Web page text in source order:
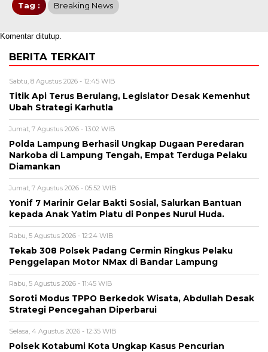
Tag : Breaking News
Komentar ditutup.
BERITA TERKAIT
Sabtu, 8 Agustus 2026 - 12:45 WIB
Titik Api Terus Berulang, Legislator Desak Kemenhut
Ubah Strategi Karhutla
Jumat, 7 Agustus 2026 - 13:02 WIB
Polda Lampung Berhasil Ungkap Dugaan Peredaran
Narkoba di Lampung Tengah, Empat Terduga Pelaku
Diamankan
Jumat, 7 Agustus 2026 - 05:52 WIB
Yonif 7 Marinir Gelar Bakti Sosial, Salurkan Bantuan
kepada Anak Yatim Piatu di Ponpes Nurul Huda.
Rabu, 5 Agustus 2026 - 12:24 WIB
Tekab 308 Polsek Padang Cermin Ringkus Pelaku
Penggelapan Motor NMax di Bandar Lampung
Rabu, 5 Agustus 2026 - 11:45 WIB
Soroti Modus TPPO Berkedok Wisata, Abdullah Desak
Strategi Pencegahan Diperbarui
Selasa, 4 Agustus 2026 - 12:35 WIB
Polsek Kotabumi Kota Ungkap Kasus Pencurian